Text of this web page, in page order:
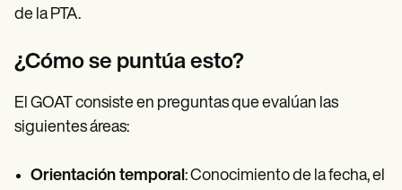
de la PTA.
¿Cómo se puntúa esto?
El GOAT consiste en preguntas que evalúan las
siguientes áreas:
Orientación temporal: Conocimiento de la fecha, el